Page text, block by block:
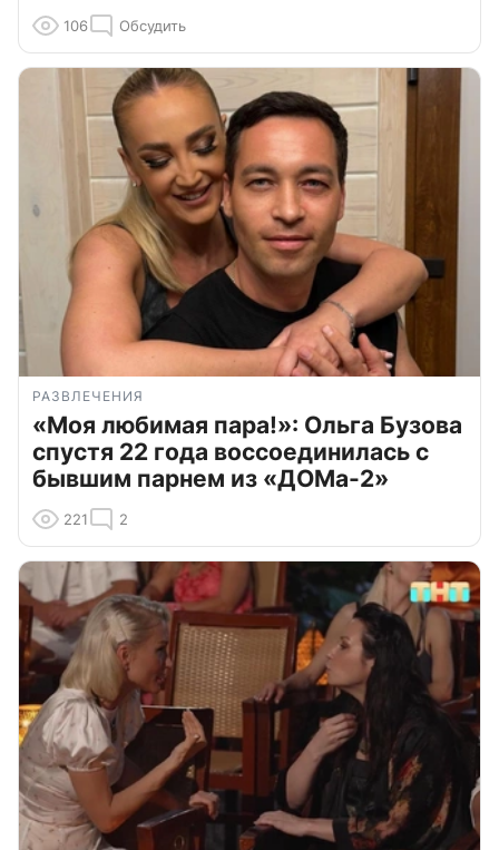
106 Обсудить
РАЗВЛЕЧЕНИЯ
«Моя любимая пара!»: Ольга Бузова
спустя 22 года воссоединилась с
бывшим парнем из «ДОМа-2»
221 2